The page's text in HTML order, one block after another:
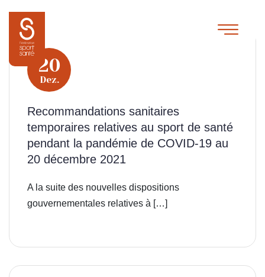
20
Dez.
Recommandations sanitaires
temporaires relatives au sport de santé
pendant la pandémie de COVID-19 au
20 décembre 2021
A la suite des nouvelles dispositions
gouvernementales relatives à […]